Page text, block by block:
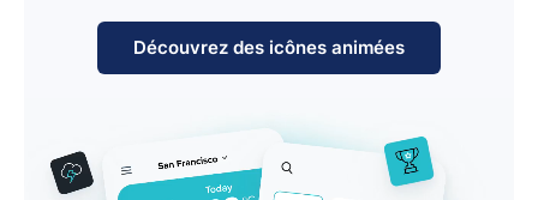
Découvrez des icônes animées